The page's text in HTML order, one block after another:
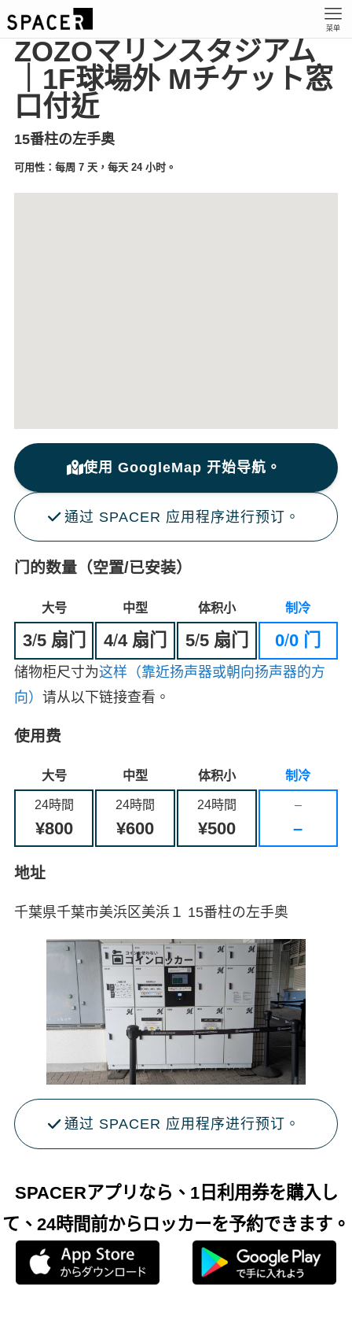
菜单
ZOZOマリンスタジアム
｜1F球場外 Mチケット窓
口付近
15番柱の左手奥
可用性：每周 7 天，每天 24 小时。
使用 GoogleMap 开始导航。
通过 SPACER 应用程序进行预订。
门的数量（空置/已安装）
大号 中型 体积小 制冷
3/5 扇门 4/4 扇门 5/5 扇门 0/0 门
储物柜尺寸为这样（靠近扬声器或朝向扬声器的方
向） 请从以下链接查看。
使用费
大号 中型 体积小 制冷
24時間
¥800
24時間
¥600
24時間
¥500
–
–
地址
千葉県千葉市美浜区美浜１ 15番柱の左手奥
通过 SPACER 应用程序进行预订。
SPACERアプリなら、1日利用券を購入し
て、24時間前からロッカーを予約できます。